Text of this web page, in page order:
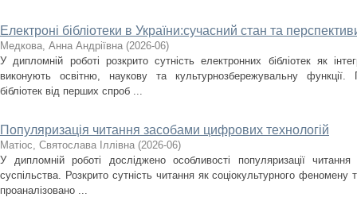
Електроні бібліотеки в України:сучасний стан та
Медкова, Анна Андріївна (2026-06)
У дипломній роботі розкрито сутність електронних бібліотек як
виконують освітню, наукову та культурнозбережувальну
бібліотек від перших спроб ...
Популяризація читання засобами цифрових технологій
Матіос, Святослава Іллівна (2026-06)
У дипломній роботі досліджено особливості популяризації
суспільства. Розкрито сутність читання як соціокультурного феномену
проаналізовано ...